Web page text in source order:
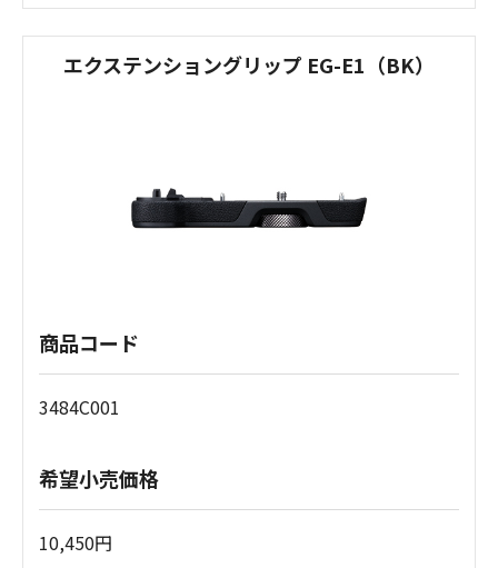
エクステンショングリップ EG-E1（BK）
商品コード
3484C001
希望小売価格
10,450円